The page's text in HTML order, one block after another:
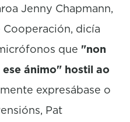
Jenny Chapmann,
dicía
que "non
ánimo" hostil ao
expresábase o
Pat